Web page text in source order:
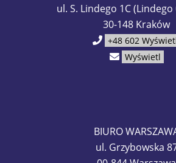
ul. S. Lindego 1C
30-148 Kraków
+48 602
Wyświetl
BIURO
ul. Grzybowska